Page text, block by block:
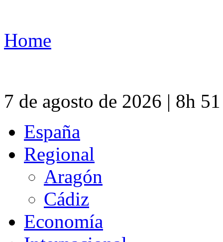
Home
7 de agosto de 2026 | 8h
España
Regional
Aragón
Cádiz
Economía